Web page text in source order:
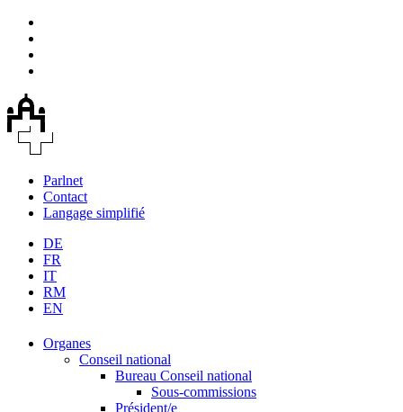
Parlnet
Contact
Langage simplifié
DE
FR
IT
RM
EN
Organes
Conseil national
Bureau Conseil national
Sous-commissions
Président/e